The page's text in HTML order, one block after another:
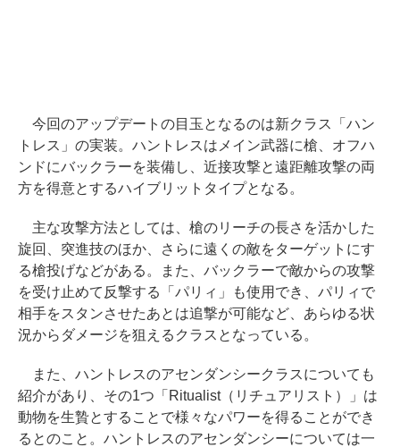
今回のアップデートの目玉となるのは新クラス「ハン
トレス」の実装。ハントレスはメイン武器に槍、オフハ
ンドにバックラーを装備し、近接攻撃と遠距離攻撃の両
方を得意とするハイブリットタイプとなる。
主な攻撃方法としては、槍のリーチの長さを活かした
旋回、突進技のほか、さらに遠くの敵をターゲットにす
る槍投げなどがある。また、バックラーで敵からの攻撃
を受け止めて反撃する「パリィ」も使用でき、パリィで
相手をスタンさせたあとは追撃が可能など、あらゆる状
況からダメージを狙えるクラスとなっている。
また、ハントレスのアセンダンシークラスについても
紹介があり、その1つ「Ritualist（リチュアリスト）」は
動物を生贄とすることで様々なパワーを得ることができ
るとのこと。ハントレスのアセンダンシーについては一